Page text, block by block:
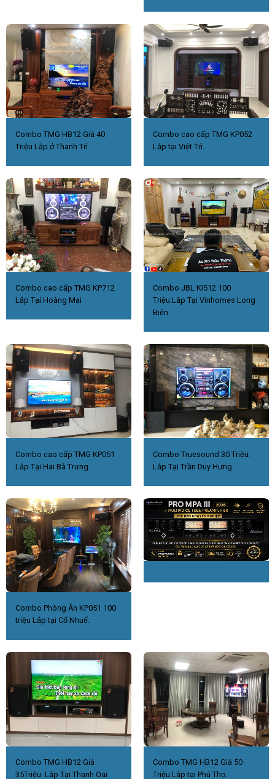
Combo TMG HB12 Giá 40
Triệu Lắp ở Thanh Trì.
Combo cao cấp TMG KP052
Lắp tại Việt Trì.
Combo cao cấp TMG KP712
Lắp Tại Hoàng Mai
Combo JBL KI512 100
Triệu.Lắp Tại Vinhomes Long
Biên.
Combo cao cấp TMG KP051
Lắp Tại Hai Bà Trưng
Combo Truesound 30 Triệu.
Lắp Tại Trần Duy Hưng
Combo Phòng Ăn KP051 100
triệu Lắp tại Cổ Nhuế.
Combo TMG HB12 Giá
35Triệu. Lắp Tại Thanh Oai
Combo TMG HB12 Giá 50
Triệu Lắp tại Phú Thọ.